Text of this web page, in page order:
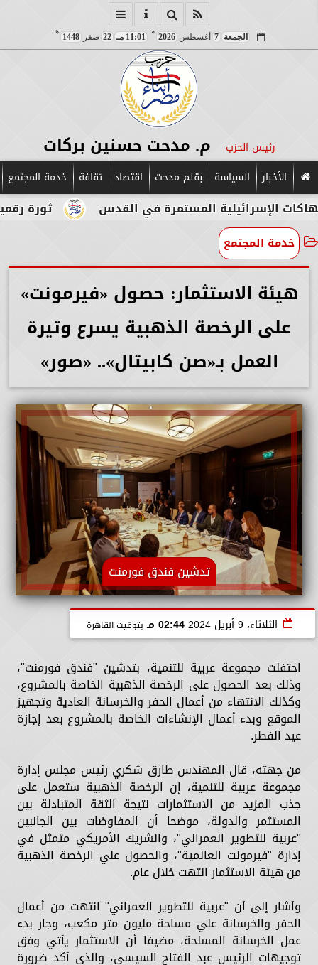
الجمعة 7 أغسطس 2026
مـ
11:01 مـ 22 صفر 1448
هـ
رئيس الحزب م. مدحت حسنين بركات
الأخبار السياسة بقلم مدحت اقتصاد ثقافة خدمة المجتمع
ثورة رقمية في قلب المستمرة في القدس
خدمة المجتمع
هيئة الاستثمار: حصول «فيرمونت»
على الرخصة الذهبية يسرع وتيرة
العمل بـ«صن كابيتال».. «صور»
تدشين فندق فورمنت
الثلاثاء، 9 أبريل 2024 02:44 مـ بتوقيت القاهرة
احتفلت مجموعة عربية للتنمية، بتدشين "فندق فورمنت"،
وذلك بعد الحصول على الرخصة الذهبية الخاصة بالمشروع،
وكذلك الانتهاء من أعمال الحفر والخرسانة العادية وتجهيز
الموقع وبدء أعمال الإنشاءات الخاصة بالمشروع بعد إجازة
عيد الفطر.
من جهته، قال المهندس طارق شكري رئيس مجلس إدارة
مجموعة عربية للتنمية، إن الرخصة الذهبية ستعمل على
جذب المزيد من الاستثمارات نتيجة الثقة المتبادلة بين
المستثمر والدولة، موضحا أن المفاوضات بين الجانبين
"عربية للتطوير العمراني"، والشريك الأمريكي متمثل في
إدارة "فيرمونت العالمية"، والحصول علي الرخصة الذهبية
من هيئة الاستثمار انتهت خلال عام.
وأشار إلى أن "عربية للتطوير العمراني" انتهت من أعمال
الحفر والخرسانة علي مساحة مليون متر مكعب، وجار بدء
عمل الخرسانة المسلحة، مضيفا أن الاستثمار يأتي وفق
توجيهات الرئيس عبد الفتاح السيسي، والذي أكد ضرورة